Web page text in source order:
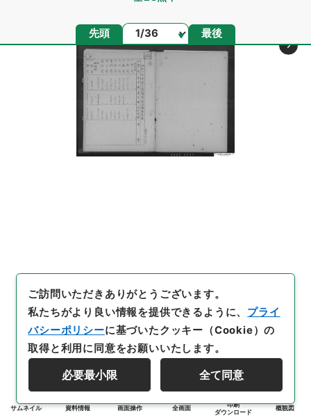
先頭 ページ 最後
サムネイル 資料情報 画面操作 全画面
印刷
ダウンロード
概観図
ご訪問いただきありがとうございます。
私たちがより良い情報を提供できるように、 プライ
バシーポリシーに基づいたクッキー（Cookie）の
取得と利用に同意をお願いいたします。
必要最小限 全て同意